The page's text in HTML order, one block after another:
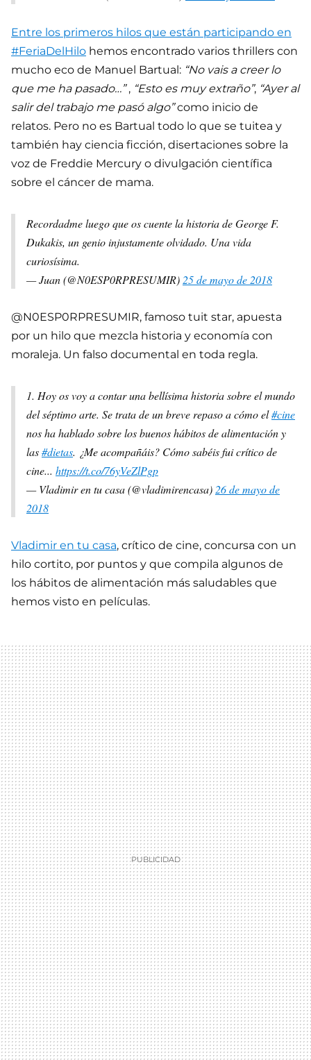
Entre los primeros hilos que están participando en
#FeriaDelHilo hemos encontrado varios thrillers con
mucho eco de Manuel Bartual: “No vais a creer lo
que me ha pasado…”, “Esto es muy extraño”, “Ayer al
salir del trabajo me pasó algo”como inicio de
relatos. Pero no es Bartual todo lo que se tuitea y
también hay ciencia ficción, disertaciones sobre la
voz de Freddie Mercury o divulgación científica
sobre el cáncer de mama.
Recordadme luego que os cuente la historia de George F.
Dukakis, un genio injustamente olvidado. Una vida
curiosísima.
— Juan (@N0ESP0RPRESUMIR)25 de mayo de 2018
@N0ESP0RPRESUMIR, famoso tuit star, apuesta
por un hilo que mezcla historia y economía con
moraleja. Un falso documental en toda regla.
1. Hoy os voy a contar una bellísima historia sobre el mundo
del séptimo arte. Se trata de un breve repaso a cómo el#cine
nos ha hablado sobre los buenos hábitos de alimentación y
las#dietas. ¿Me acompañáis? Cómo sabéis fui crítico de
cine... https://t.co/76yVeZlPgp
— Vladimir en tu casa (@vladimirencasa)26 de mayo de
2018
Vladimir en tu casa, crítico de cine, concursa con un
hilo cortito, por puntos y que compila algunos de
los hábitos de alimentación más saludables que
hemos visto en películas.